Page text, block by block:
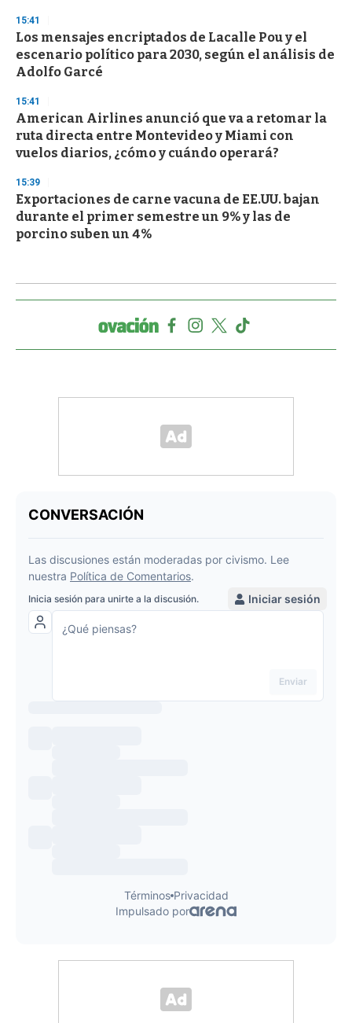
15:41
Los mensajes encriptados de Lacalle Pou y el
escenario político para 2030, según el análisis de
Adolfo Garcé
15:41
American Airlines anunció que va a retomar la
ruta directa entre Montevideo y Miami con
vuelos diarios, ¿cómo y cuándo operará?
15:39
Exportaciones de carne vacuna de EE.UU. bajan
durante el primer semestre un 9% y las de
porcino suben un 4%